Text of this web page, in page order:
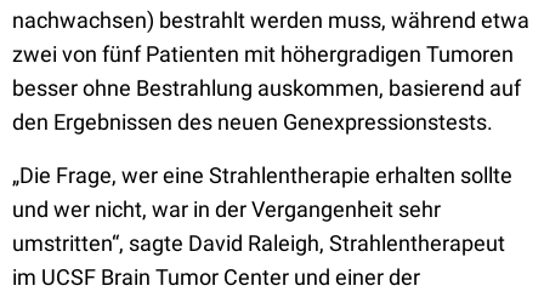
nachwachsen) bestrahlt werden muss, während etwa
zwei von fünf Patienten mit höhergradigen Tumoren
besser ohne Bestrahlung auskommen, basierend auf
den Ergebnissen des neuen Genexpressionstests.
„Die Frage, wer eine Strahlentherapie erhalten sollte
und wer nicht, war in der Vergangenheit sehr
umstritten“, sagte David Raleigh, Strahlentherapeut
im UCSF Brain Tumor Center und einer der